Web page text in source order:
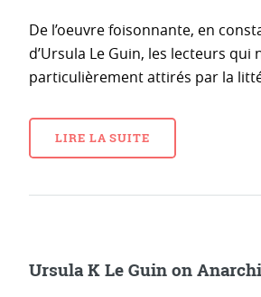
De l’oeuvre foisonnante, en
d’Ursula Le Guin, les lecteurs qui
particulièrement attirés par la
LIRE LA SUITE
Ursula K Le Guin on